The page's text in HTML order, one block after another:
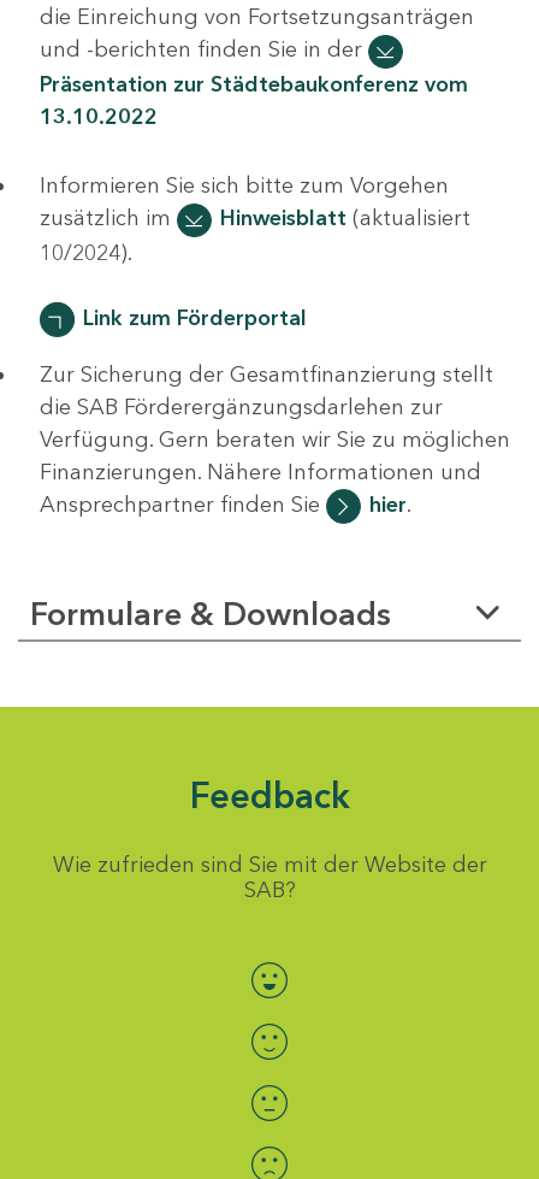
die Einreichung von Fortsetzungsanträgen
und -berichten finden Sie in der
Präsentation zur Städtebaukonferenz vom
13.10.2022
Informieren Sie sich bitte zum Vorgehen
zusätzlich im
Hinweisblatt (aktualisiert
10/2024).
Link zum Förderportal
Zur Sicherung der Gesamtfinanzierung stellt
die SAB Förderergänzungsdarlehen zur
Verfügung. Gern beraten wir Sie zu möglichen
Finanzierungen. Nähere Informationen und
Ansprechpartner finden Sie
hier.
Formulare & Downloads
Feedback
Wie zufrieden sind Sie mit der Website der
SAB?
Bewertung auswählen